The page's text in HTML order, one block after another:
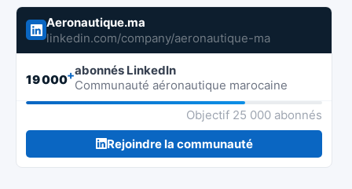
Aeronautique.ma
linkedin.com/company/aeronautique-ma
19 000+abonnés LinkedIn
Communauté aéronautique marocaine
Objectif 25 000 abonnés
Rejoindre la communauté